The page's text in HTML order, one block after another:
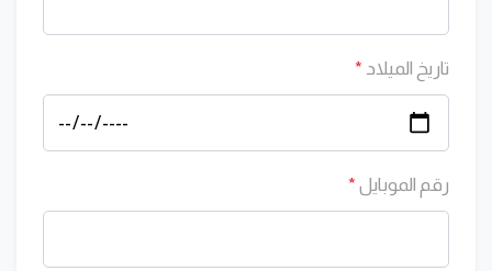
تاريخ الميلاد *
رقم الموبايل *